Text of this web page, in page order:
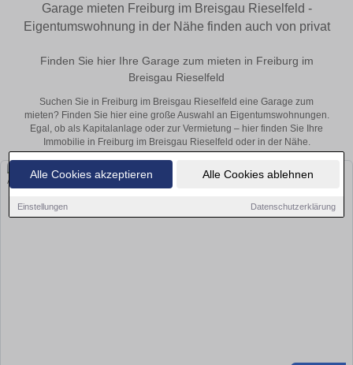
Alle Cookies akzeptieren Alle Cookies ablehnen
Einstellungen Datenschutzerklärung
Garage mieten Freiburg im Breisgau Rieselfeld -
Eigentumswohnung in der Nähe finden auch von privat
Finden Sie hier Ihre Garage zum mieten in Freiburg im
Breisgau Rieselfeld
Suchen Sie in Freiburg im Breisgau Rieselfeld eine Garage zum
mieten? Finden Sie hier eine große Auswahl an Eigentumswohnungen.
Egal, ob als Kapitalanlage oder zur Vermietung – hier finden Sie Ihre
Immobilie in Freiburg im Breisgau Rieselfeld oder in der Nähe.